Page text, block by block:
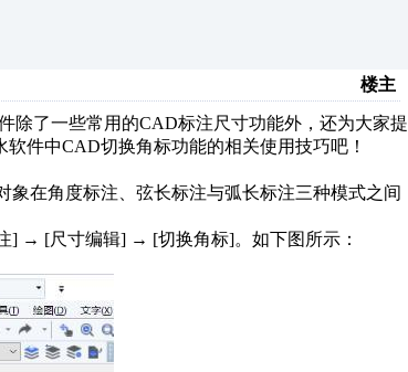
楼主
除了一些常用的CAD标注尺寸功能外，还为大家提
件中CAD切换角标功能的相关使用技巧吧！
在角度标注、弦长标注与弧长标注三种模式之间
] → [尺寸编辑] → [切换角标]。如下图所示：